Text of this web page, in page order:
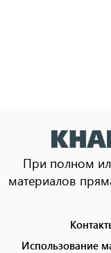
При полном
материалов
menu
Использование